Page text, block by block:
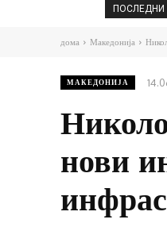
ПОСЛЕДНИ
дома Македонија
МАКЕДОНИЈА
нови